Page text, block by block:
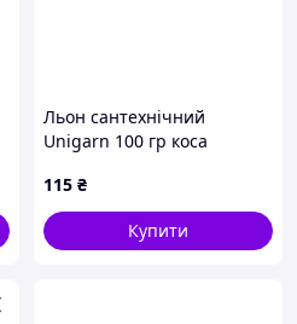
Льон сантехнічний
Unigarn 100 гр коса
115 ₴
Купити